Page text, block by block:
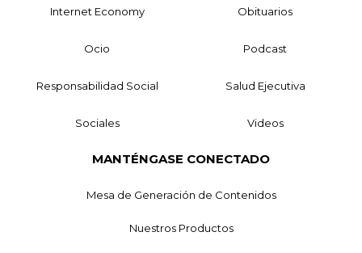
Internet Economy Obituarios
Ocio Podcast
Responsabilidad Social Salud Ejecutiva
Sociales Videos
MANTÉNGASE CONECTADO
Mesa de Generación de Contenidos
Nuestros Productos